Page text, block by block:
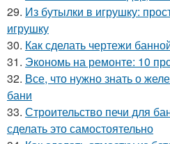
29. Из бутылки в игрушку:
игрушку
30. Как сделать чертежи
31. Экономь на ремонте: 10
32. Все, что нужно знать о
бани
33. Строительство печи для
сделать это самостоятельно